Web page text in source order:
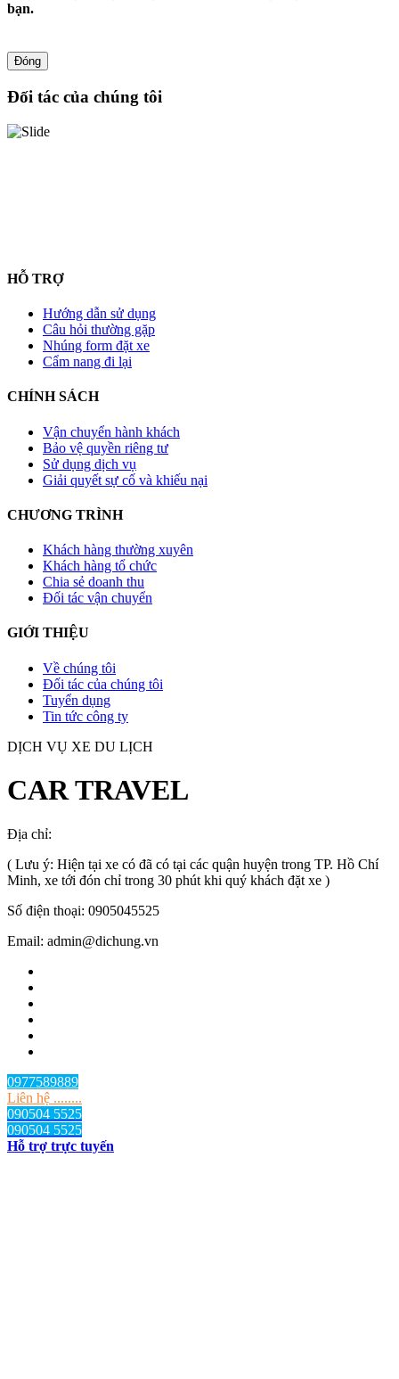
bạn.
Đóng
Đối tác của chúng tôi
HỖ TRỢ
Hướng dẫn sử dụng
Câu hỏi thường gặp
Nhúng form đặt xe
Cẩm nang đi lại
CHÍNH SÁCH
Vận chuyển hành khách
Bảo vệ quyền riêng tư
Sử dụng dịch vụ
Giải quyết sự cố và khiếu nại
CHƯƠNG TRÌNH
Khách hàng thường xuyên
Khách hàng tổ chức
Chia sẻ doanh thu
Đối tác vận chuyển
GIỚI THIỆU
Về chúng tôi
Đối tác của chúng tôi
Tuyển dụng
Tin tức công ty
DỊCH VỤ XE DU LỊCH
CAR TRAVEL
Địa chỉ:
( Lưu ý: Hiện tại xe có đã có tại các quận huyện trong TP. Hồ Chí
Minh, xe tới đón chỉ trong 30 phút khi quý khách đặt xe )
Số điện thoại: 0905045525
Email: admin@dichung.vn
0977589889
Liên hệ ........
090504 5525
090504 5525
Hỗ trợ trực tuyến